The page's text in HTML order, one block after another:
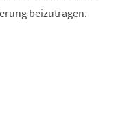
beizutragen.